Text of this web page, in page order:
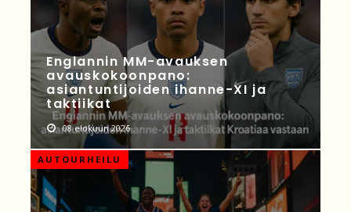
Englannin MM-avauksen
avauskokoonpano:
asiantuntijoiden ihanne-XI ja
taktiikat
08 elokuun 2026
AUTOURHEILU